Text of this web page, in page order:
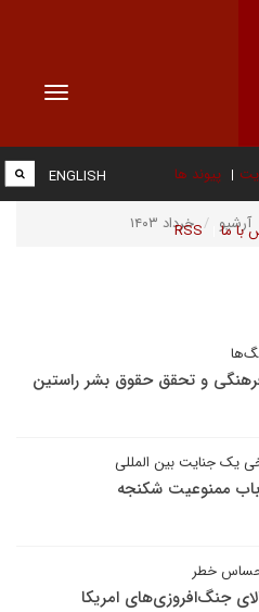
Toggle
پیوند ها
با ما RSS
ENGLISH
آرشیو خرداد ۱۴۰۳
و تحقق حقوق بشر راستین
یک جنایت بین المللی
باب ممنوعیت شکنجه
خطر
جنگ‌افروزی‌های امریکا